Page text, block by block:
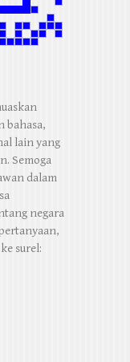
bahasa,
lain yang
Semoga
dalam
negara
surel: